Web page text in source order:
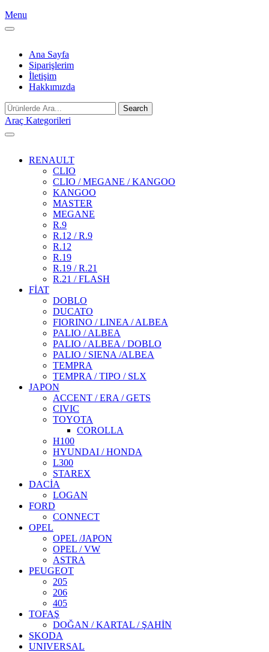
Menu
Ana Sayfa
Siparişlerim
İletişim
Hakkımızda
Search
Araç Kategorileri
RENAULT
CLIO
CLIO / MEGANE / KANGOO
KANGOO
MASTER
MEGANE
R.9
R.12 / R.9
R.12
R.19
R.19 / R.21
R.21 / FLASH
FİAT
DOBLO
DUCATO
FIORINO / LINEA / ALBEA
PALIO / ALBEA
PALIO / ALBEA / DOBLO
PALIO / SIENA /ALBEA
TEMPRA
TEMPRA / TIPO / SLX
JAPON
ACCENT / ERA / GETS
CIVIC
TOYOTA
COROLLA
H100
HYUNDAI / HONDA
L300
STAREX
DACİA
LOGAN
FORD
CONNECT
OPEL
OPEL /JAPON
OPEL / VW
ASTRA
PEUGEOT
205
206
405
TOFAŞ
DOĞAN / KARTAL / ŞAHİN
SKODA
UNIVERSAL